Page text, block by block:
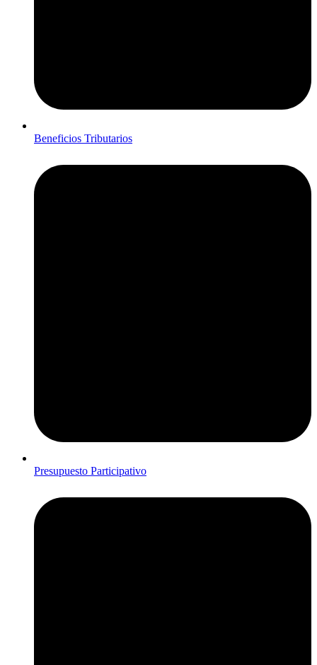
Beneficios Tributarios
Presupuesto Participativo